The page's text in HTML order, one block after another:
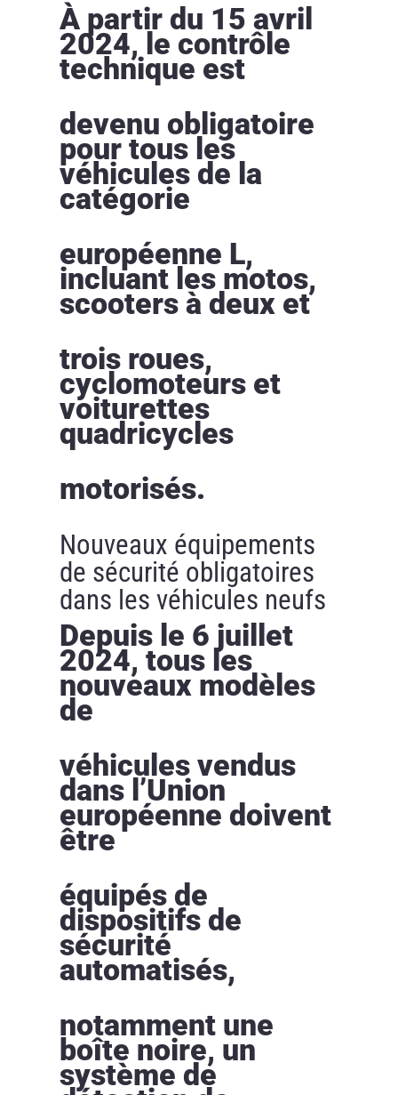
À partir du 15 avril
2024, le contrôle
technique est
devenu obligatoire
pour tous les
véhicules de la
catégorie
européenne L,
incluant les motos,
scooters à deux et
trois roues,
cyclomoteurs et
voiturettes
quadricycles
motorisés.
Nouveaux équipements
de sécurité obligatoires
dans les véhicules neufs
Depuis le 6 juillet
2024, tous les
nouveaux modèles
de
véhicules vendus
dans l’Union
européenne doivent
être
équipés de
dispositifs de
sécurité
automatisés,
notamment une
boîte noire, un
système de